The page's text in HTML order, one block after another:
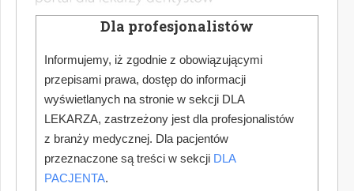
przechowywane w miejscu ich
powstawania, nie dłużej niż 24
&6
Pojemnik lub worek z
odpadami medycznymi w
miejscu ich powstawania
posiada widoczne
Dla profesjonalistów
Informujemy, iż zgodnie z obowiązującymi
przepisami prawa, dostęp do informacji
wyświetlanych na stronie w sekcji DLA
LEKARZA, zastrzeżony jest dla profesjonalistów
z branży medycznej. Dla pacjentów
przeznaczone są treści w sekcji DLA
PACJENTA.